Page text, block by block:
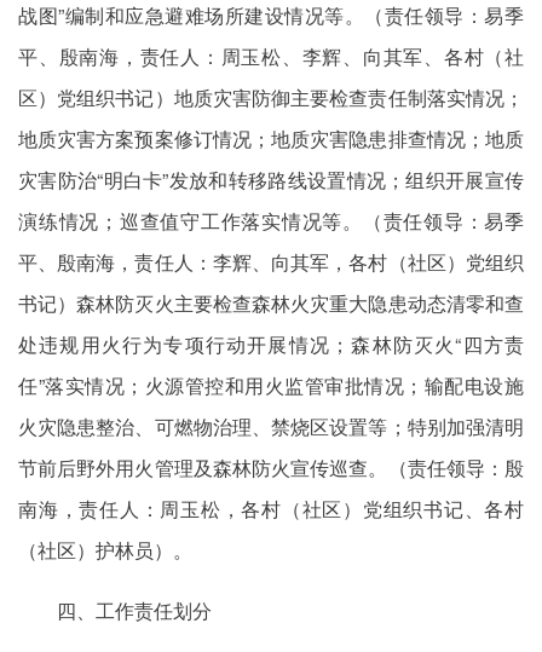
战图”编制和应急避难场所建设情况等。（责任领导：易季
平、殷南海，责任人：周玉松、李辉、向其军、各村（社
区）党组织书记）地质灾害防御主要检查责任制落实情况；
地质灾害方案预案修订情况；地质灾害隐患排查情况；地质
灾害防治“明白卡”发放和转移路线设置情况；组织开展宣传
演练情况；巡查值守工作落实情况等。（责任领导：易季
平、殷南海，责任人：李辉、向其军，各村（社区）党组织
书记）森林防灭火主要检查森林火灾重大隐患动态清零和查
处违规用火行为专项行动开展情况；森林防灭火“四方责
任”落实情况；火源管控和用火监管审批情况；输配电设施
火灾隐患整治、可燃物治理、禁烧区设置等；特别加强清明
节前后野外用火管理及森林防火宣传巡查。（责任领导：殷
南海，责任人：周玉松，各村（社区）党组织书记、各村
（社区）护林员）。
四、工作责任划分